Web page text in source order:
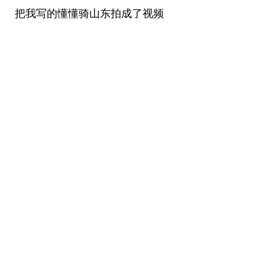
把我写的懂懂骑山东拍成了视频